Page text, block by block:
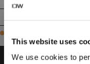
This website uses
We use cookies to
IN DEN